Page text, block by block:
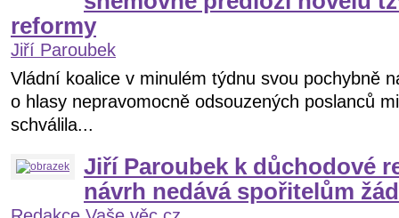
reformy
Jiří Paroubek
Vládní koalice v minulém týdnu svou pochybně
o hlasy nepravomocně odsouzených poslanců
schválila...
Jiří Paroubek k důchodové
návrh nedává spořitelům